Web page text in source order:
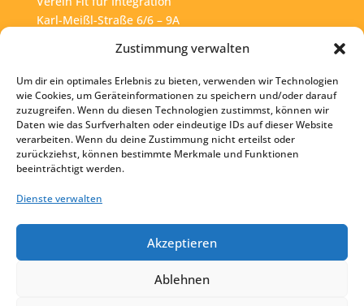
Zustimmung verwalten
Um dir ein optimales Erlebnis zu bieten, verwenden wir Technologien
wie Cookies, um Geräteinformationen zu speichern und/oder darauf
zuzugreifen. Wenn du diesen Technologien zustimmst, können wir
Daten wie das Surfverhalten oder eindeutige IDs auf dieser Website
verarbeiten. Wenn du deine Zustimmung nicht erteilst oder
zurückziehst, können bestimmte Merkmale und Funktionen
beeinträchtigt werden.
Dienste verwalten
Akzeptieren
Ablehnen
Karl-Meißl-Straße 6/6 – 9A
Tel:+43 1 925 77 46
Mail: office@fit4int.at
Startseite
Kontakt
Impressum